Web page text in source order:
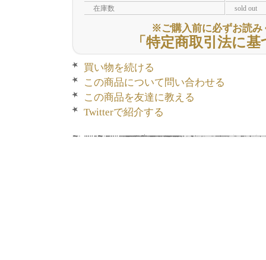
在庫数
sold out
※ご購入前に必ずお読み
「特定商取引法に
買い物を続ける
この商品について問い合わせる
この商品を友達に教える
Twitterで紹介する